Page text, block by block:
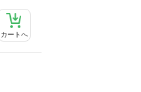
カートへ